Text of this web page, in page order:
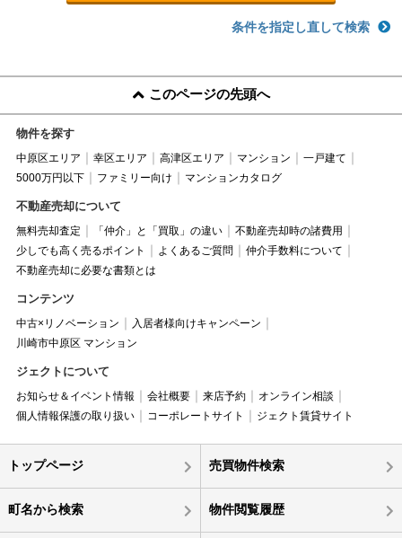
条件を指定し直して検索
このページの先頭へ
物件を探す
中原区エリア 幸区エリア 高津区エリア マンション
一戸建て
5000万円以下
ファミリー向け マンションカタログ
不動産売却について
無料売却査定 「仲介」と「買取」の違い
不動産売却時の諸費用
少しでも高く売るポイント
よくあるご質問
仲介手数料について
不動産売却に必要な書類とは
コンテンツ
中古×リノベーション
入居者様向けキャンペーン
川崎市中原区 マンション
ジェクトについて
お知らせ＆イベント情報 会社概要 来店予約
オンライン相談
個人情報保護の取り扱い
コーポレートサイト ジェクト賃貸サイト
トップページ 売買物件検索
町名から検索 物件閲覧履歴